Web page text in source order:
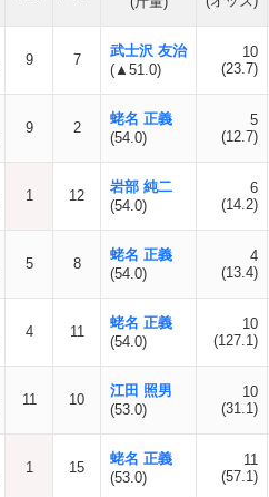
9 7
武士沢 友治
(▲51.0)
10
(23.7)
9 2
蛯名 正義
(54.0)
5
(12.7)
1 12
岩部 純二
(54.0)
6
(14.2)
5 8
蛯名 正義
(54.0)
4
(13.4)
4 11
蛯名 正義
(54.0)
10
(127.1)
11 10
江田 照男
(53.0)
10
(31.1)
1 15
蛯名 正義
(53.0)
11
(57.1)